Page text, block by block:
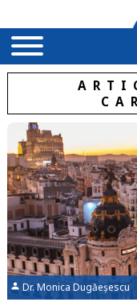
Dr. Monica